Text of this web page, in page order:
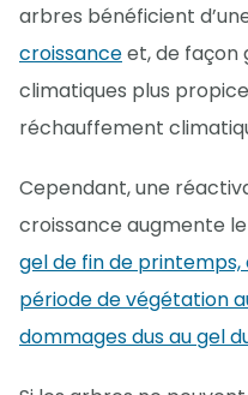
arbres bénéficient
croissanceet, de façon
climatiques plus
réchauffement
Cependant, une
croissance augmente
gel de fin de
période de végétation
dommages dus au gel